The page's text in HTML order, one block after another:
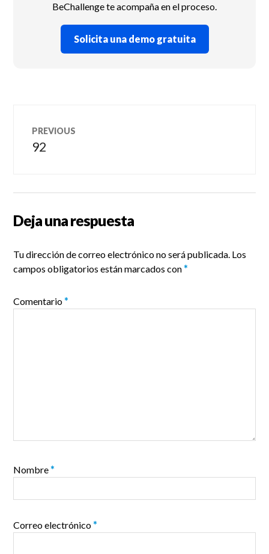
BeChallenge te acompaña en el proceso.
Solicita una demo gratuita
PREVIOUS
Previous
92
Deja una respuesta
Tu dirección de correo electrónico no será publicada. Los
campos obligatorios están marcados con*
Comentario*
Nombre*
Correo electrónico*